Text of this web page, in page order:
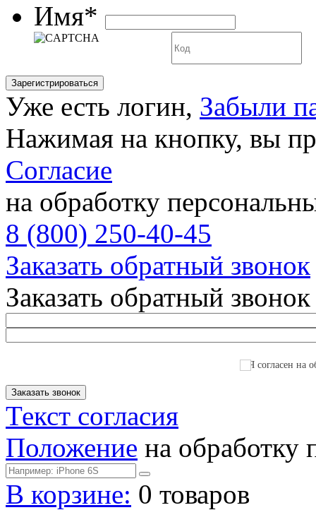
Имя*
Уже есть логин, Забыли
Нажимая на кнопку, вы
Согласие
на обработку
8 (800) 250-40-45
Заказать обратный звонок
Заказать обратный звонок
Я согласен на
Текст согласия
Положение на обработку
В корзине: 0 товаров